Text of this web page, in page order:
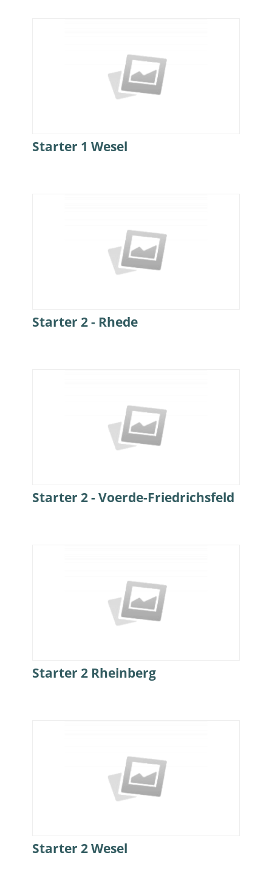
Starter 1 Wesel
Starter 2 - Rhede
Starter 2 - Voerde-Friedrichsfeld
Starter 2 Rheinberg
Starter 2 Wesel